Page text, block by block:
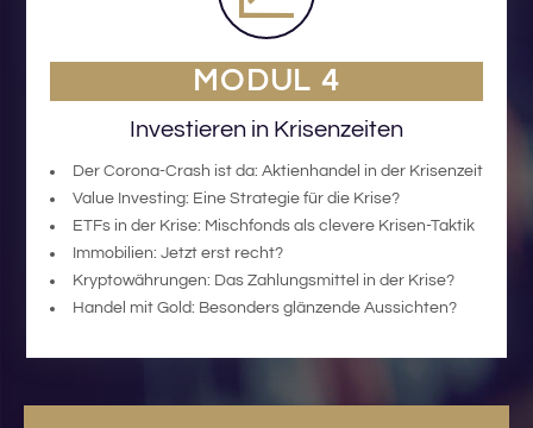
MODUL 4
Investieren in Krisenzeiten
Der Corona-Crash ist da: Aktienhandel in der Krisenzeit
Value Investing: Eine Strategie für die Krise?
ETFs in der Krise: Mischfonds als clevere Krisen-Taktik
Immobilien: Jetzt erst recht?
Kryptowährungen: Das Zahlungsmittel in der Krise?
Handel mit Gold: Besonders glänzende Aussichten?